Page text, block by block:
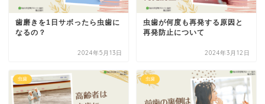
歯磨きを1日サボったら虫歯に
なるの？
2024年5月13日
虫歯が何度も再発する原因と
再発防止について
2024年3月12日
虫歯 虫歯